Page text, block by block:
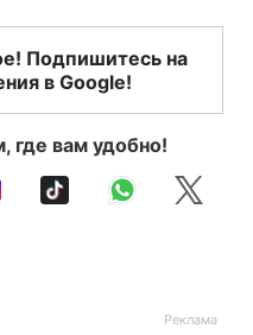
Подпишитесь на
в Google!
где вам удобно!